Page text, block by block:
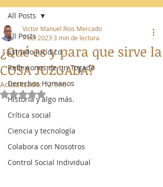
All Posts
Estrado Jurídico
Reflexiones de un Togado
Derechos Humanos
Historia y algo más.
Crítica social
Ciencia y tecnología
Colabora con Nosotros
Control Social Individual
All Posts
¿Qué es y para que sirve la
COSA JUZGADA?
Victor Manuel Rios Mercado
7 oct 2023 3 min de lectura
Actualizado:12 ene
Obtuvo NaN de 5 estrellas.